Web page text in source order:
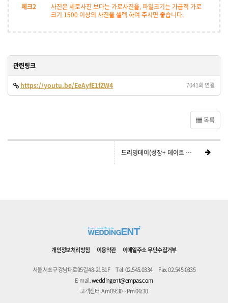
체크2
사진은 세로사진 보다는 가로사진을, 파일크기는 가급적 가로
크기 1500 이상의 사진을 셀렉 하여 주시면 좋습니다.
관련링크
https://youtu.be/EeAyfE1fZW4 7041회 연결
목록
드리밍데이(성장+ 데이트 +리허설사진)
개인정보처리방침 이용약관 이메일주소 무단수집거부
서울 서초구 강남대로95길 48-21B1F Tel. 02.545.0334
Fax. 02.545.0335
E-mail.weddingent@empas.com
고객센터. Am 09:30 ~ Pm 06:30